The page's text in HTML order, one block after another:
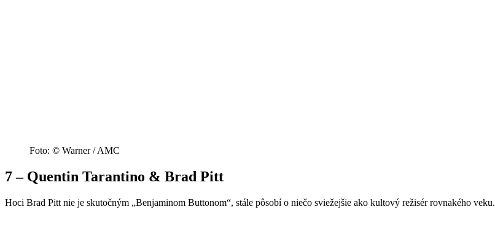
Foto: © Warner / AMC
7 – Quentin Tarantino & Brad Pitt
Hoci Brad Pitt nie je skutočným „Benjaminom Buttonom“, stále pôsobí o niečo sviežejšie ako kultový režisér rovnakého veku.